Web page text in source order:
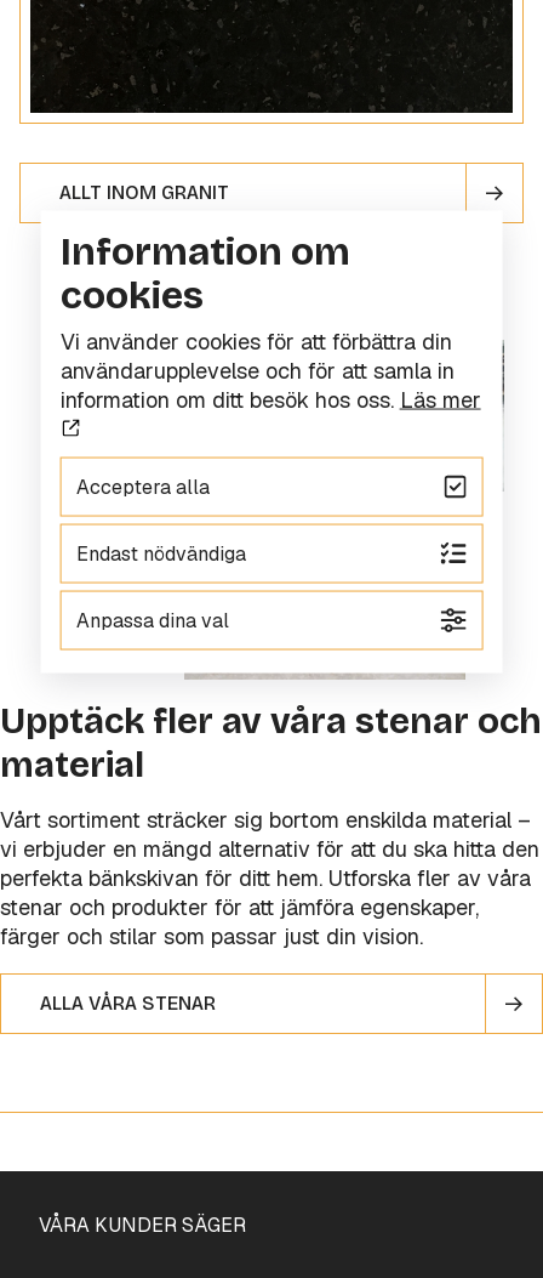
ALLT INOM GRANIT
Upptäck fler av våra stenar och
material
Vårt sortiment sträcker sig bortom enskilda material –
vi erbjuder en mängd alternativ för att du ska hitta den
perfekta bänkskivan för ditt hem. Utforska fler av våra
stenar och produkter för att jämföra egenskaper,
färger och stilar som passar just din vision.
ALLA VÅRA STENAR
VÅRA KUNDER SÄGER
Information om
cookies
Vi använder cookies för att förbättra din
användarupplevelse och för att samla in
information om ditt besök hos oss. Läs mer
Acceptera alla
Endast nödvändiga
Anpassa dina val